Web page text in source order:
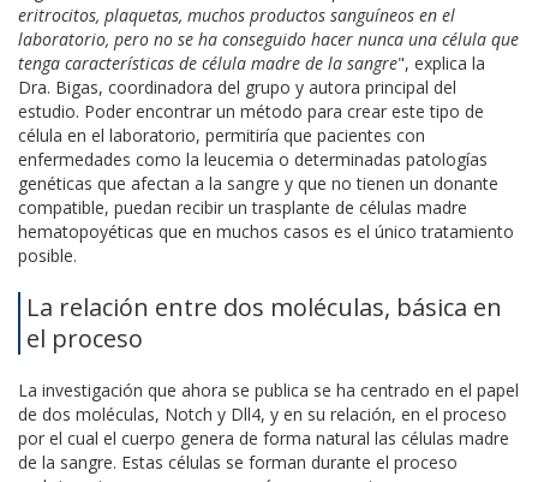
eritrocitos, plaquetas, muchos productos sanguíneos en el
laboratorio, pero no se ha conseguido hacer nunca una célula que
tenga características de célula madre de la sangre", explica la
Dra. Bigas, coordinadora del grupo y autora principal del
estudio. Poder encontrar un método para crear este tipo de
célula en el laboratorio, permitiría que pacientes con
enfermedades como la leucemia o determinadas patologías
genéticas que afectan a la sangre y que no tienen un donante
compatible, puedan recibir un trasplante de células madre
hematopoyéticas que en muchos casos es el único tratamiento
posible.
La relación entre dos moléculas, básica en
el proceso
La investigación que ahora se publica se ha centrado en el papel
de dos moléculas, Notch y Dll4, y en su relación, en el proceso
por el cual el cuerpo genera de forma natural las células madre
de la sangre. Estas células se forman durante el proceso